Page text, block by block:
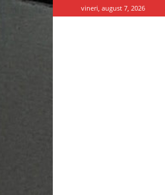
vineri, august 7, 2026